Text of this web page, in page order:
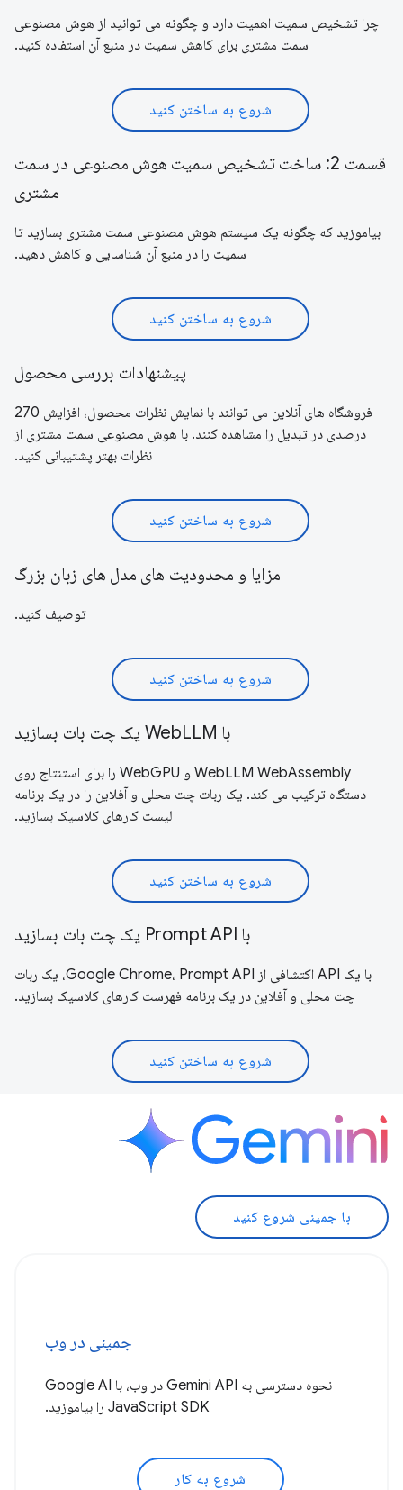
چرا تشخیص سمیت اهمیت دارد و چگونه می توانید از هوش مصنوعی
سمت مشتری برای کاهش سمیت در منبع آن استفاده کنید.
شروع به ساختن کنید
قسمت 2: ساخت تشخیص سمیت هوش مصنوعی در سمت
مشتری
بیاموزید که چگونه یک سیستم هوش مصنوعی سمت مشتری بسازید تا
سمیت را در منبع آن شناسایی و کاهش دهید.
شروع به ساختن کنید
پیشنهادات بررسی محصول
فروشگاه های آنلاین می توانند با نمایش نظرات محصول، افزایش 270
درصدی در تبدیل را مشاهده کنند. با هوش مصنوعی سمت مشتری از
نظرات بهتر پشتیبانی کنید.
شروع به ساختن کنید
مزایا و محدودیت های مدل های زبان بزرگ
توصیف کنید.
شروع به ساختن کنید
با WebLLM یک چت بات بسازید
WebLLM WebAssembly و WebGPU را برای استنتاج روی
دستگاه ترکیب می کند. یک ربات چت محلی و آفلاین را در یک برنامه
لیست کارهای کلاسیک بسازید.
شروع به ساختن کنید
با Prompt API یک چت بات بسازید
با یک API اکتشافی از Google Chrome، Prompt API، یک ربات
چت محلی و آفلاین در یک برنامه فهرست کارهای کلاسیک بسازید.
شروع به ساختن کنید
با جمینی شروع کنید
جمینی در وب
نحوه دسترسی به Gemini API در وب، با Google AI
JavaScript SDK را بیاموزید.
شروع به کار